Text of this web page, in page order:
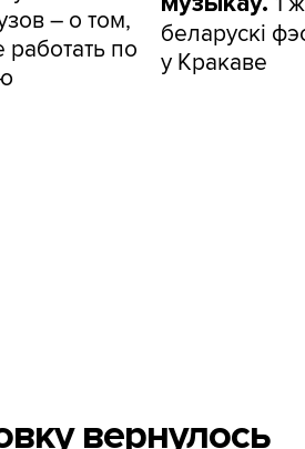
– о том,
работать по
беларускі
у Кракаве
вернулось